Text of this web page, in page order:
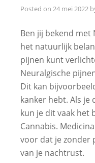
Posted on 24 mei 2022
Ben jij bekend met
het natuurlijk
pijnen kunt
Neuralgische
Dit kan
kanker hebt. Als je
kun je dit vaak het
Cannabis.
voor dat je zonder
van je nachtrust.